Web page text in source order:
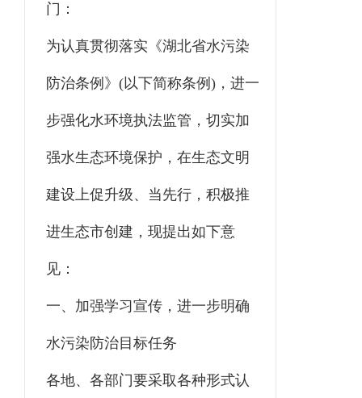
门：
为认真贯彻落实《湖北省水污染
防治条例》(以下简称条例)，进一
步强化水环境执法监管，切实加
强水生态环境保护，在生态文明
建设上促升级、当先行，积极推
进生态市创建，现提出如下意
见：
一、加强学习宣传，进一步明确
水污染防治目标任务
各地、各部门要采取各种形式认